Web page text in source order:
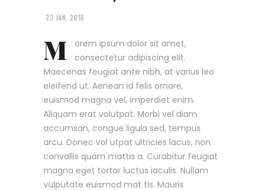
23 JAN, 2018
M
orem ipsum dolor sit amet,
consectetur adipiscing elit.
Maecenas feugiat ante nibh, at varius leo
eleifend ut. Aenean id felis ornare,
euismod magna vel, imperdiet enim.
Aliquam erat volutpat. Morbi vel diam
accumsan, congue ligula sed, tempus
arcu. Donec vol utpat ultricies lacus, non
convallis quam mattis a. Curabitur feugiat
magna eget tortor luctus iaculis. Nullam
vulputate euismod mat tis. Mauris